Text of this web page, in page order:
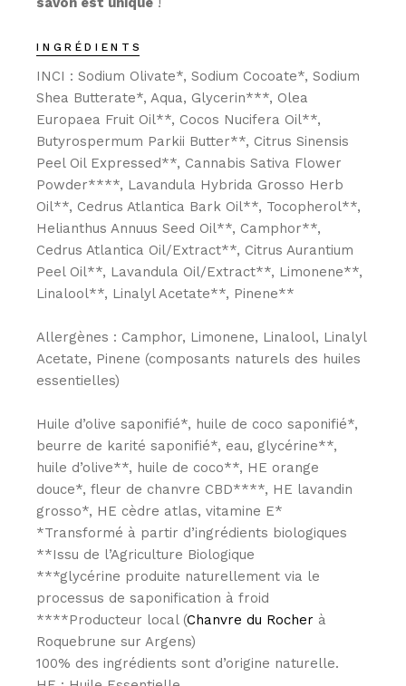
INGRÉDIENTS
INCI : Sodium Olivate*, Sodium Cocoate*, Sodium
Shea Butterate*, Aqua, Glycerin***, Olea
Europaea Fruit Oil**, Cocos Nucifera Oil**,
Butyrospermum Parkii Butter**, Citrus Sinensis
Peel Oil Expressed**, Cannabis Sativa Flower
Powder****, Lavandula Hybrida Grosso Herb
Oil**, Cedrus Atlantica Bark Oil**, Tocopherol**,
Helianthus Annuus Seed Oil**, Camphor**,
Cedrus Atlantica Oil/Extract**, Citrus Aurantium
Peel Oil**, Lavandula Oil/Extract**, Limonene**,
Linalool**, Linalyl Acetate**, Pinene**
Allergènes : Camphor, Limonene, Linalool, Linalyl
Acetate, Pinene (composants naturels des huiles
essentielles)
Huile d’olive saponifié*, huile de coco saponifié*,
beurre de karité saponifié*, eau, glycérine**,
huile d’olive**, huile de coco**, HE orange
douce*, fleur de chanvre CBD****, HE lavandin
grosso*, HE cèdre atlas, vitamine E*
*Transformé à partir d’ingrédients biologiques
**Issu de l’Agriculture Biologique
***glycérine produite naturellement via le
processus de saponification à froid
****Producteur local (Chanvre du Rocher à
Roquebrune sur Argens)
100% des ingrédients sont d’origine naturelle.